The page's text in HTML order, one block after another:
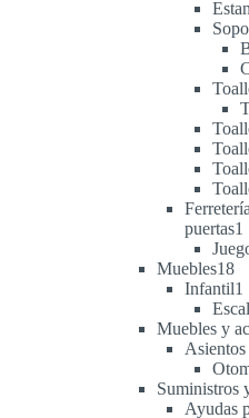
puertas1
Muebles1818
Infantil1
Muebles y
Suministros
Ayudas